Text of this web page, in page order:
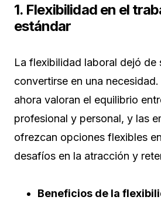
1. Flexibilidad en el
estándar
La flexibilidad laboral dejó de
convertirse en una
ahora valoran el equilibrio
profesional y personal, y las
ofrezcan opciones flexibles
desafíos en la atracción y
Beneficios de la